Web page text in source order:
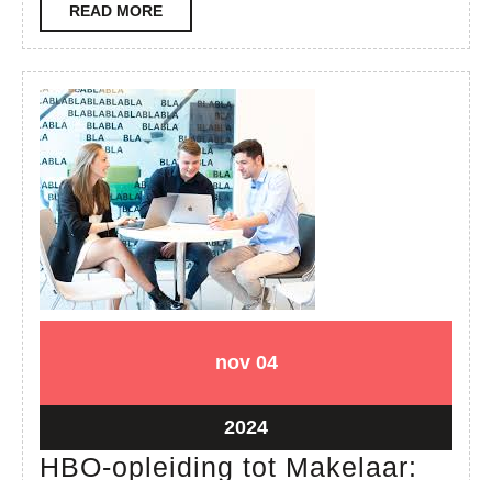
een
Vastgoedcarrière
READ MOREREAD
MORE
nov04
2024
0404
202404
november
HBO-opleiding tot Makelaar: